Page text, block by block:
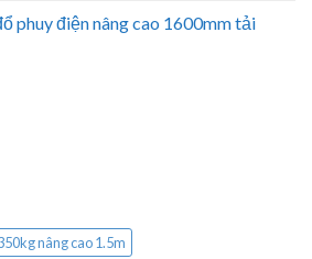
phuy điện nâng cao 1600mm tải
nâng cao 1.5m